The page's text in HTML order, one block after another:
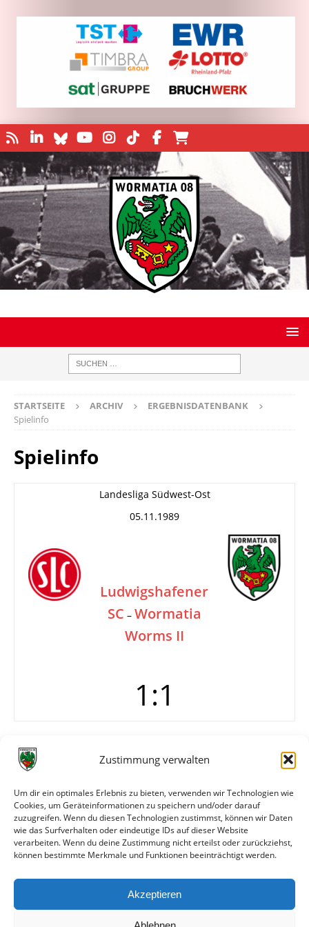
Zustimmung verwalten
Um dir ein optimales Erlebnis zu bieten, verwenden wir Technologien wie
Cookies, um Geräteinformationen zu speichern und/oder darauf
zuzugreifen. Wenn du diesen Technologien zustimmst, können wir Daten
wie das Surfverhalten oder eindeutige IDs auf dieser Website
verarbeiten. Wenn du deine Zustimmung nicht erteilst oder zurückziehst,
können bestimmte Merkmale und Funktionen beeinträchtigt werden.
Akzeptieren
STARTSEITE ARCHIV
ERGEBNISDATENBANK
Spielinfo
Spielinfo
Landesliga Südwest-Ost
05.11.1989
Ludwigshafener
SC – Wormatia
Worms II
1:1
Tore
Seebach – Wolsiffer, Klöter, Jäger, Hack, Heng,
Obenauer (75. Becker), Schellenschläger, Waas,
Mauer, Langohr (80. Braun).
Alle bisherigen Partien der beiden Mannschaften
anzeigen